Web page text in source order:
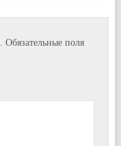
Обязательные поля